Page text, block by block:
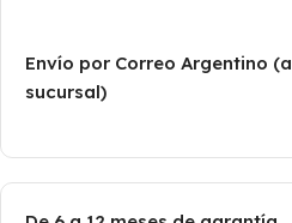
Envío por Correo Argentino (a
sucursal)